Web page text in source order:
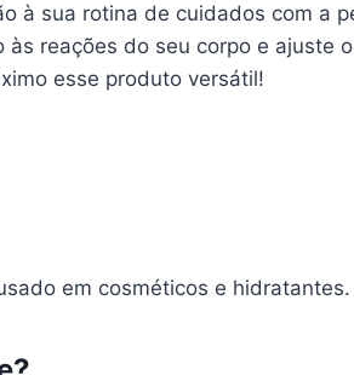
à sua rotina de cuidados com a
às reações do seu corpo e ajuste
esse produto versátil!
em cosméticos e hidratantes.